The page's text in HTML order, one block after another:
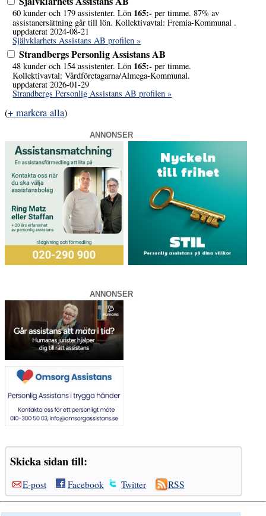
60 kunder och 179 assistenter. Lön 165:- per timme. 87% av
assistanersättning går till lön. Kollektivavtal: Fremia-Kommunal .
uppdaterat 2024-08-21
Självklarhets Assistans AB profilen »
Strandbergs Personlig Assistans AB
48 kunder och 154 assistenter. Lön 165:- per timme.
Kollektivavtal: Vårdföretagarna/Almega-Kommunal.
uppdaterat 2026-01-29
Strandbergs Personlig Assistans AB profilen »
(+ markera alla)
ANNONSER
ANNONSER
Skicka sidan till:
E-post Facebook Twitter RSS